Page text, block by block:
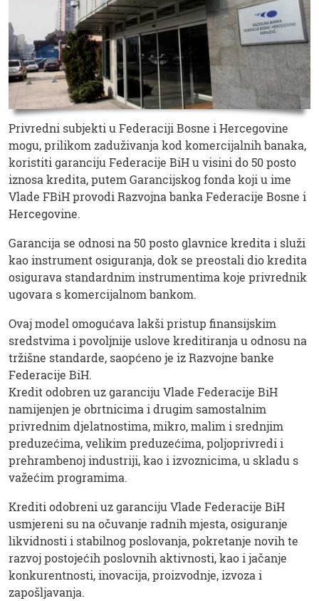
Privredni subjekti u Federaciji Bosne i Hercegovine
mogu, prilikom zaduživanja kod komercijalnih banaka,
koristiti garanciju Federacije BiH u visini do 50 posto
iznosa kredita, putem Garancijskog fonda koji u ime
Vlade FBiH provodi Razvojna banka Federacije Bosne i
Hercegovine.
Garancija se odnosi na 50 posto glavnice kredita i služi
kao instrument osiguranja, dok se preostali dio kredita
osigurava standardnim instrumentima koje privrednik
ugovara s komercijalnom bankom.
Ovaj model omogućava lakši pristup finansijskim
sredstvima i povoljnije uslove kreditiranja u odnosu na
tržišne standarde, saopćeno je iz Razvojne banke
Federacije BiH.
Kredit odobren uz garanciju Vlade Federacije BiH
namijenjen je obrtnicima i drugim samostalnim
privrednim djelatnostima, mikro, malim i srednjim
preduzećima, velikim preduzećima, poljoprivredi i
prehrambenoj industriji, kao i izvoznicima, u skladu s
važećim programima.
Krediti odobreni uz garanciju Vlade Federacije BiH
usmjereni su na očuvanje radnih mjesta, osiguranje
likvidnosti i stabilnog poslovanja, pokretanje novih te
razvoj postojećih poslovnih aktivnosti, kao i jačanje
konkurentnosti, inovacija, proizvodnje, izvoza i
zapošljavanja.